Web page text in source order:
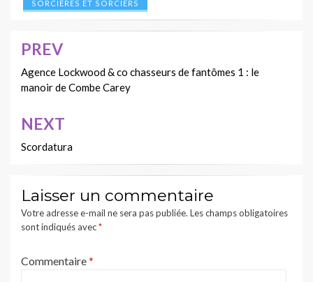
SORCIÈRES ET SORCIERS
Navigation
de
l’article
PREV
Agence Lockwood & co chasseurs de fantômes 1 : le
manoir de Combe Carey
NEXT
Scordatura
Laisser un commentaire
Votre adresse e-mail ne sera pas publiée. Les champs obligatoires
sont indiqués avec*
Commentaire*